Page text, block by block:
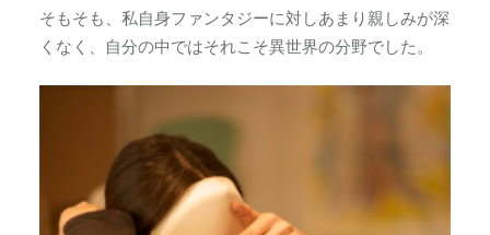
そもそも、私自身ファンタジーに対しあまり親しみが深
くなく、自分の中ではそれこそ異世界の分野でした。